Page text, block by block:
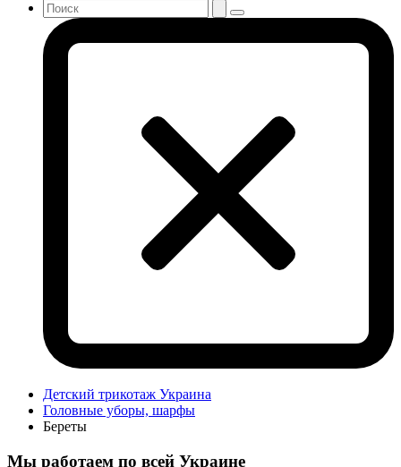
Детский трикотаж Украина
Головные уборы, шарфы
Береты
Мы работаем по всей Украине